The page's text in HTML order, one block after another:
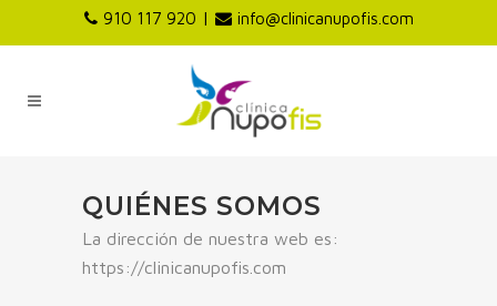
910 117 920 | info@clinicanupofis.com
QUIÉNES SOMOS
La dirección de nuestra web es:
https://clinicanupofis.com